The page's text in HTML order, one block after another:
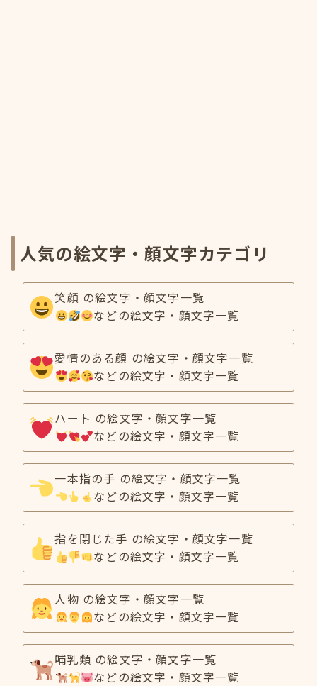
人気の絵文字・顔文字カテゴリ
笑顔 の絵文字・顔文字一覧
などの絵文字・顔文字一覧
愛情のある顔 の絵文字・顔文字一覧
などの絵文字・顔文字一覧
ハート の絵文字・顔文字一覧
などの絵文字・顔文字一覧
一本指の手 の絵文字・顔文字一覧
などの絵文字・顔文字一覧
指を閉じた手 の絵文字・顔文字一覧
などの絵文字・顔文字一覧
人物 の絵文字・顔文字一覧
などの絵文字・顔文字一覧
哺乳類 の絵文字・顔文字一覧
などの絵文字・顔文字一覧